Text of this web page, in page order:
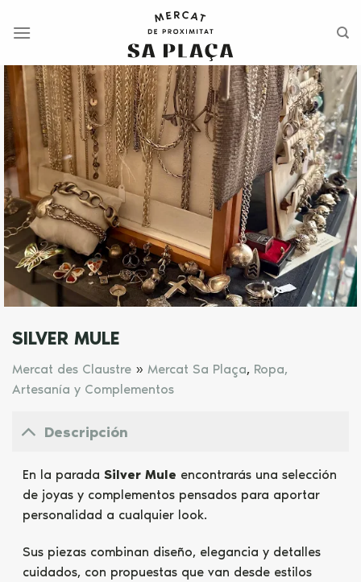
SILVER MULE
Mercat des Claustre » Mercat Sa Plaça, Ropa,
Artesanía y Complementos
Descripción
En la parada Silver Mule encontrarás una selección
de joyas y complementos pensados para aportar
personalidad a cualquier look.
Sus piezas combinan diseño, elegancia y detalles
cuidados, con propuestas que van desde estilos